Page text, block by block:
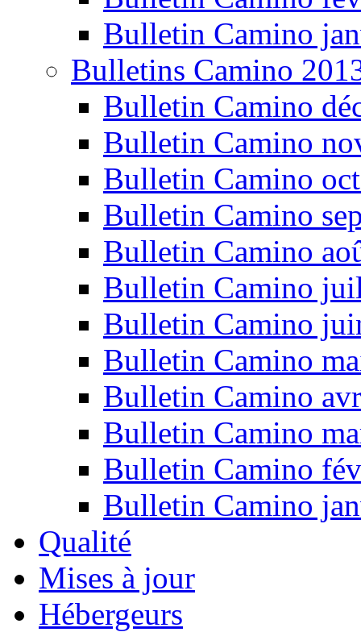
Bulletin Camino
Bulletins Camino
Bulletin Camino
Bulletin Camino
Bulletin Camino
Bulletin Camino
Bulletin Camino
Bulletin Camino
Bulletin Camino
Bulletin Camino
Bulletin Camino
Bulletin Camino
Bulletin Camino
Bulletin Camino
Qualité
Mises à jour
Hébergeurs